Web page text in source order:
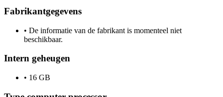
Fabrikantgegevens
• De informatie van de fabrikant is momenteel niet
beschikbaar.
Intern geheugen
• 16 GB